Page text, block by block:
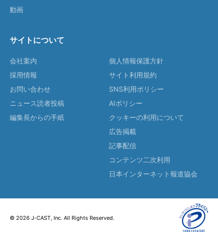
動画
サイトについて
会社案内
採用情報
お問い合わせ
ニュース読者投稿
編集長からの手紙
個人情報保護方針
サイト利用規約
SNS利用ポリシー
AIポリシー
クッキーの利用について
広告掲載
記事配信
コンテンツ二次利用
日本インターネット報道協会
© 2026 J-CAST, Inc. All Rights Reserved.